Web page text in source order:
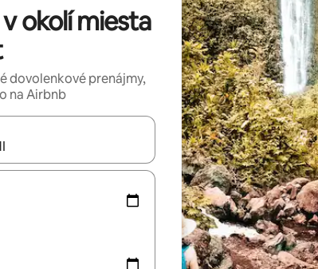
okolí miesta
dovolenkové prenájmy,
na Airbnb
môžete si ich prechádzať pomocou klávesov so